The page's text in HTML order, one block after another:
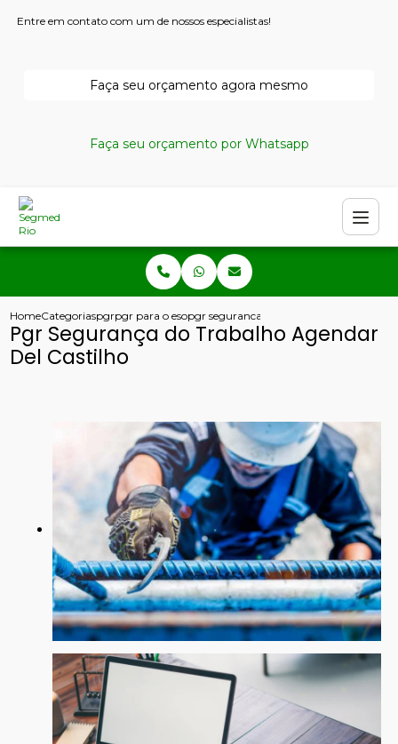
Entre em contato com um de nossos especialistas!
Faça seu orçamento agora mesmo
Faça seu orçamento por Whatsapp
HomeCategoriaspgrpgr para o esocialpgr seguranca do trabalho agendar del
Pgr Segurança do Trabalho Agendar
Del Castilho